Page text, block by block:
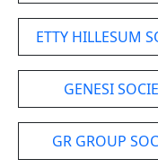
ETTY HILLESUM
GENESI
GR GROUP